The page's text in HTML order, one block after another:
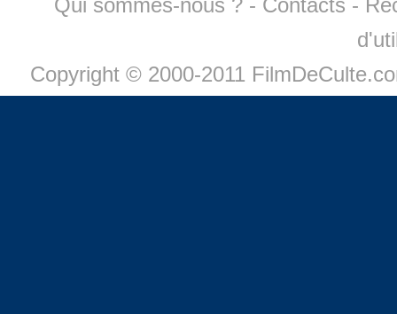
Qui sommes-nous ? - Contacts -
Copyright © 2000-2011